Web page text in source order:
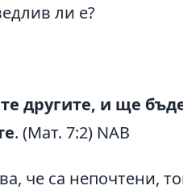
ли е?
другите, и ще
. (Мат. 7:2) NAB
че са непочтени,